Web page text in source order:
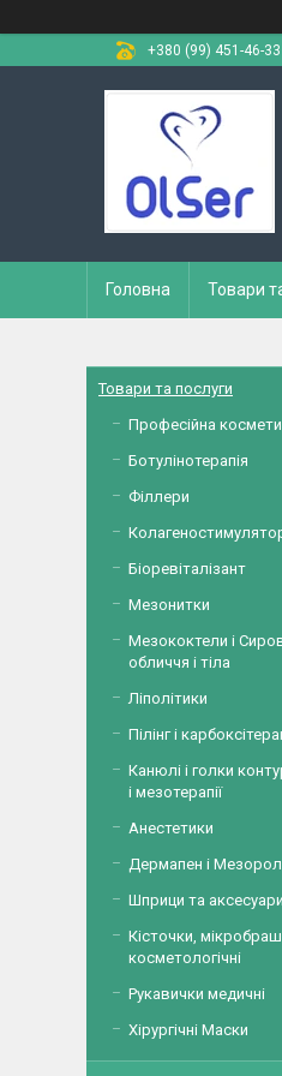
+380 (99) 451-46-33
Головна Товари
Товари та послуги
Професійна
Ботулінотерапія
Філлери
Біоревіталізант
Мезонитки
Мезококтели і
обличчя і тіла
Ліполітики
Пілінг і
Канюлі і голки
і мезотерапії
Анестетики
Дермапен і
Шприци та аксесуари
Кісточки,
косметологічні
Рукавички медичні
Хірургічні Маски